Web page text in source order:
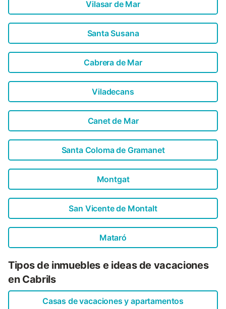
Vilasar de Mar
Santa Susana
Cabrera de Mar
Viladecans
Canet de Mar
Santa Coloma de Gramanet
Montgat
San Vicente de Montalt
Mataró
Tipos de inmuebles e ideas de vacaciones
en Cabrils
Casas de vacaciones y apartamentos